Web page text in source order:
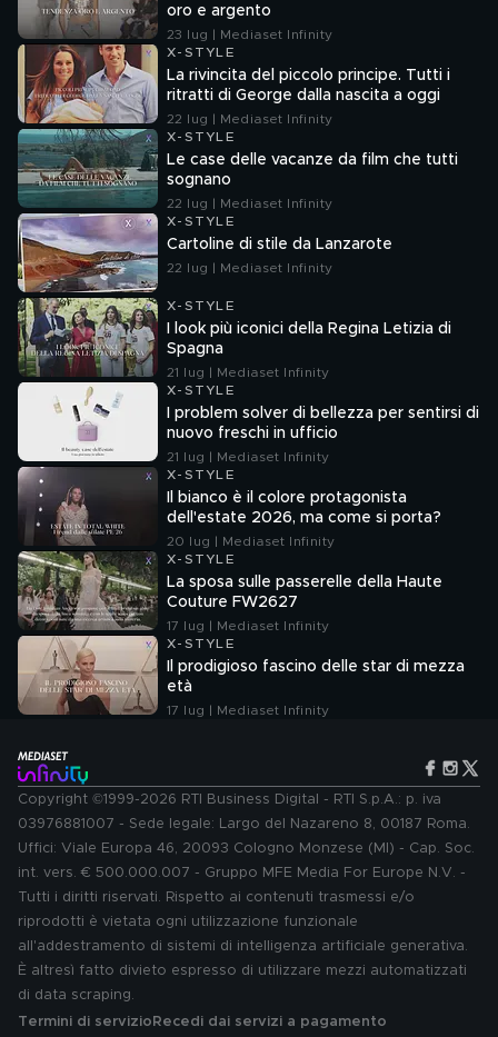
oro e argento
23 lug | Mediaset Infinity
X-STYLE
La rivincita del piccolo principe. Tutti i
ritratti di George dalla nascita a oggi
22 lug | Mediaset Infinity
X-STYLE
Le case delle vacanze da film che tutti
sognano
22 lug | Mediaset Infinity
X-STYLE
Cartoline di stile da Lanzarote
22 lug | Mediaset Infinity
X-STYLE
I look più iconici della Regina Letizia di
Spagna
21 lug | Mediaset Infinity
X-STYLE
I problem solver di bellezza per sentirsi di
nuovo freschi in ufficio
21 lug | Mediaset Infinity
X-STYLE
Il bianco è il colore protagonista
dell'estate 2026, ma come si porta?
20 lug | Mediaset Infinity
X-STYLE
La sposa sulle passerelle della Haute
Couture FW2627
17 lug | Mediaset Infinity
X-STYLE
Il prodigioso fascino delle star di mezza
età
17 lug | Mediaset Infinity
Copyright ©1999-2026 RTI Business Digital - RTI S.p.A.: p. iva
03976881007 - Sede legale: Largo del Nazareno 8, 00187 Roma.
Uffici: Viale Europa 46, 20093 Cologno Monzese (MI) - Cap. Soc.
int. vers. € 500.000.007 - Gruppo MFE Media For Europe N.V. -
Tutti i diritti riservati. Rispetto ai contenuti trasmessi e/o
riprodotti è vietata ogni utilizzazione funzionale
all'addestramento di sistemi di intelligenza artificiale generativa.
È altresì fatto divieto espresso di utilizzare mezzi automatizzati
di data scraping.
Termini di servizio Recedi dai servizi a pagamento